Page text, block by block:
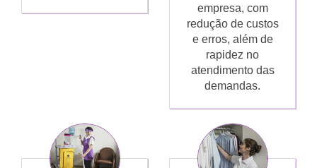
empresa, com
redução de custos
e erros, além de
rapidez no
atendimento das
demandas.